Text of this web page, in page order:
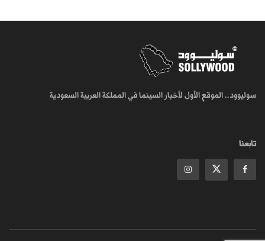
سوليوود.. الموقع الأول لأخبار السينما في المملكة العربية السعودية
تابعنا